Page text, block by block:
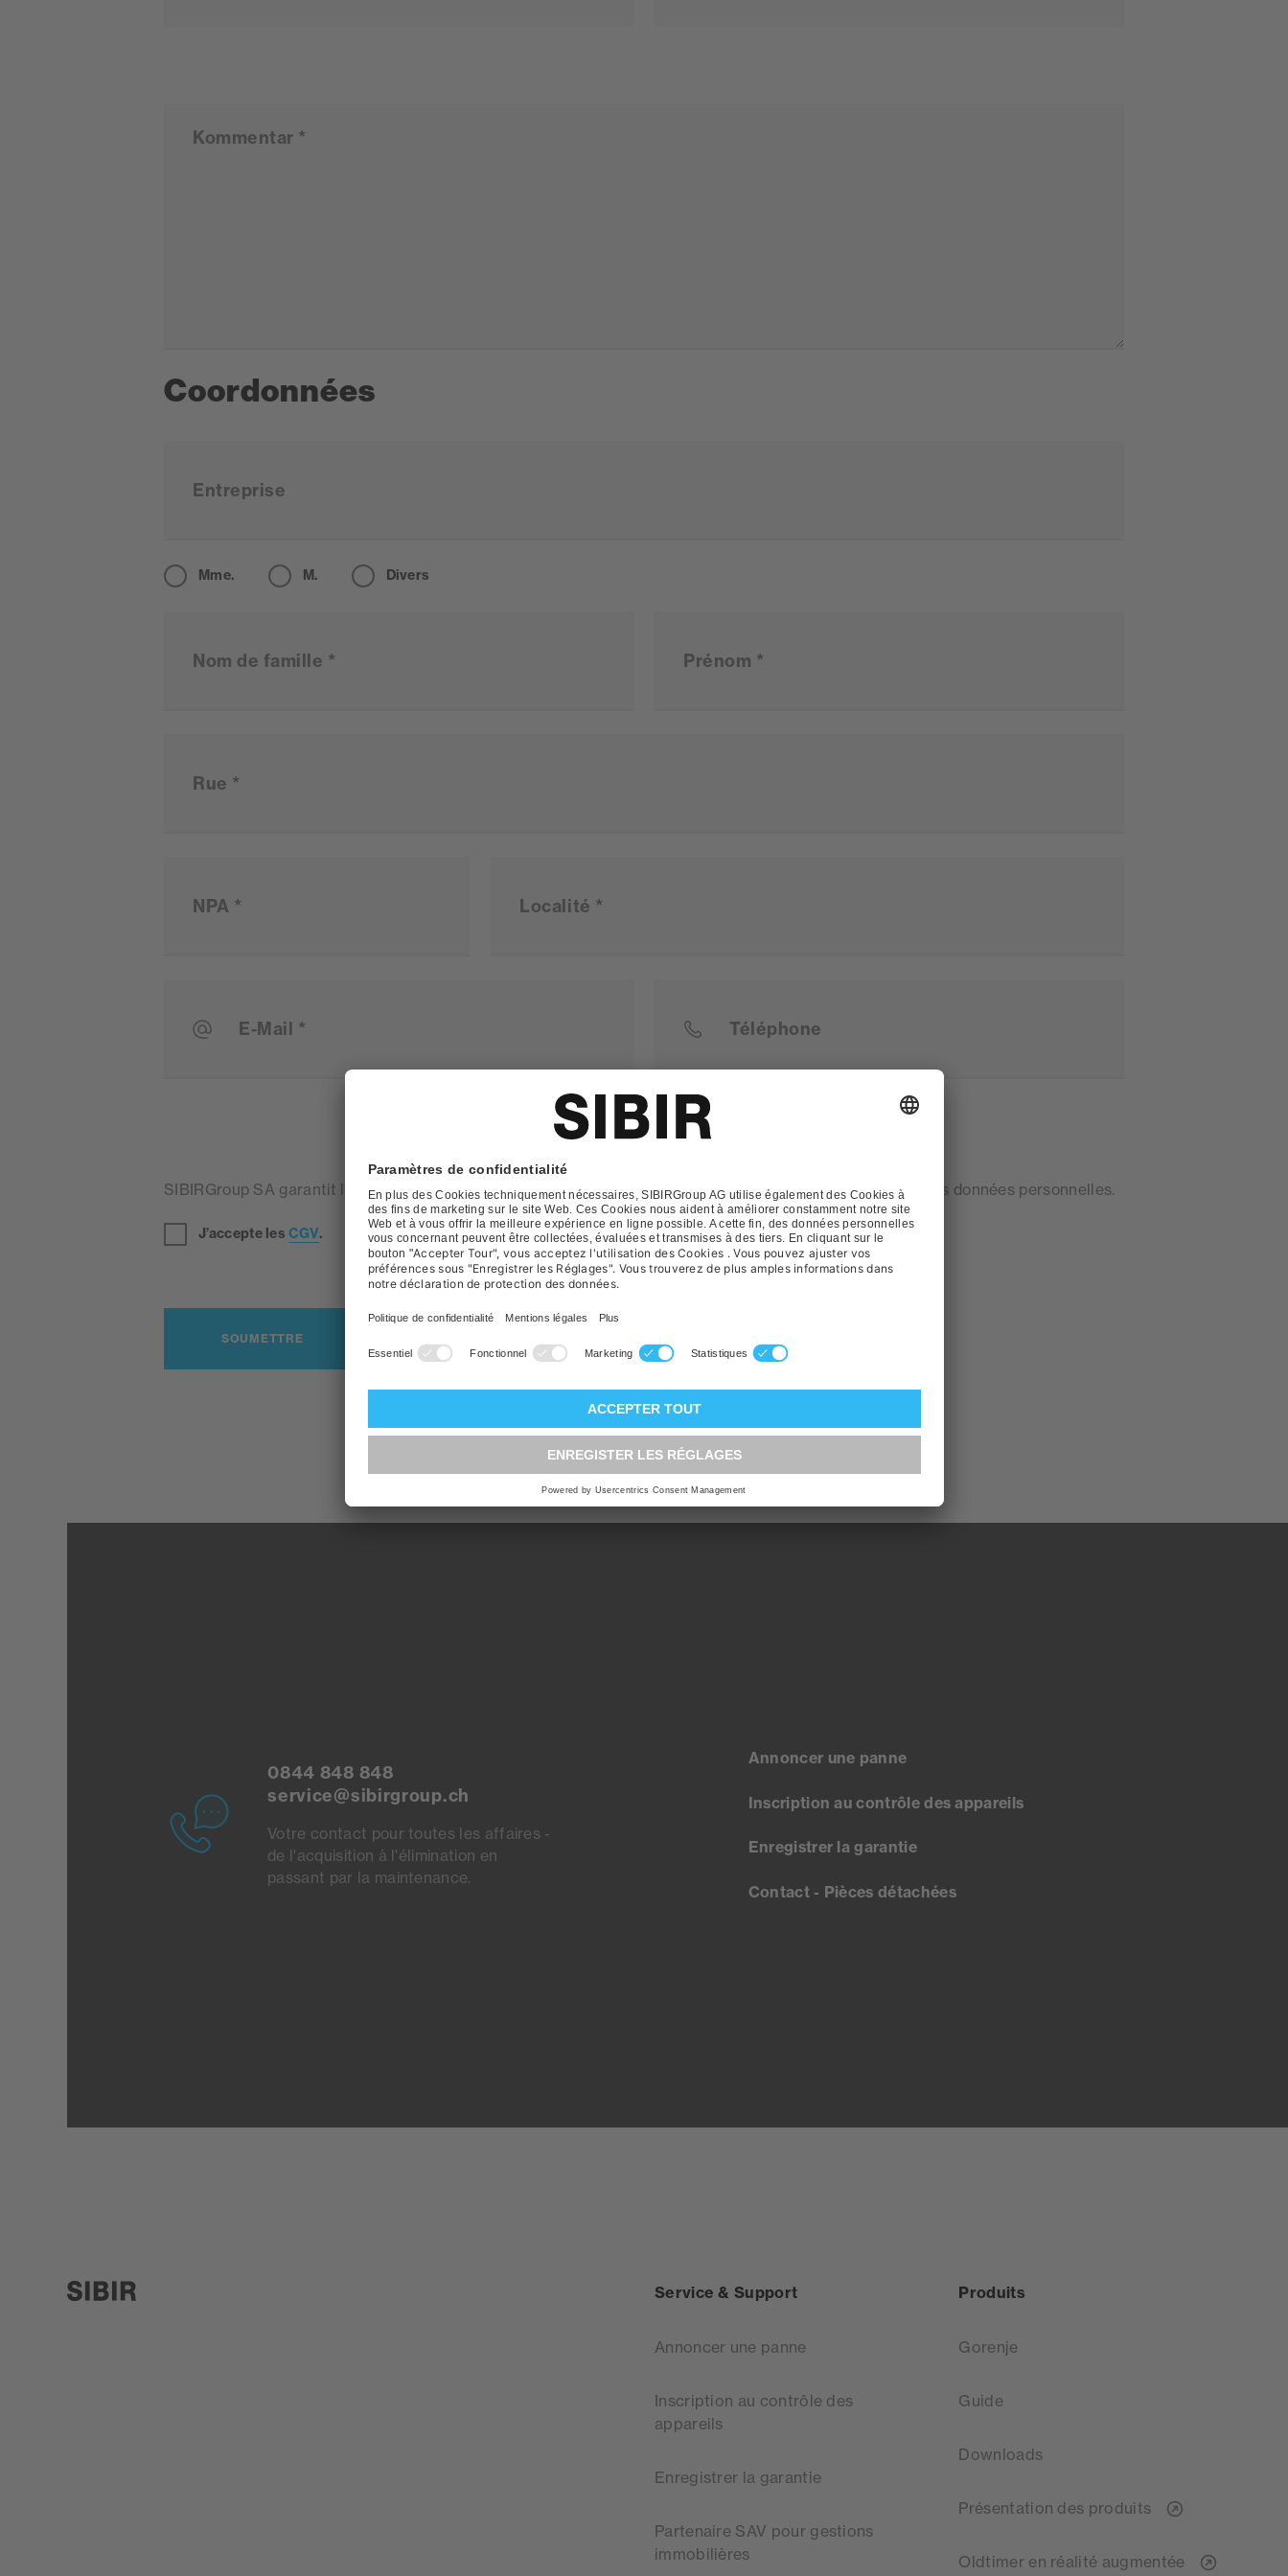
Kommentar *
Coordonnées
Entreprise
Civilité
Mme. M. Divers
Nom de famille * Prénom *
Rue *
NPA * Localité *
E-Mail * Téléphone
SIBIRGroup SA garantit le respect des dispositions de ladéclaration de confidentialitélors du traitement des données personnelles.
J’accepte lesCGV.
SOUMETTRE
Annoncer une panne
Inscription au contrôle des appareils
Enregistrer la garantie
Contact - Pièces détachées
0844 848 848
service@sibirgroup.ch
Votre contact pour toutes les affaires -
de l'acquisition à l'élimination en
passant par la maintenance.
Service & Support
Annoncer une panne
Inscription au contrôle des
appareils
Enregistrer la garantie
Partenaire SAV pour gestions
immobilières
Produits
Gorenje
Guide
Downloads
Présentation des produits
Oldtimer en réalité augmentée